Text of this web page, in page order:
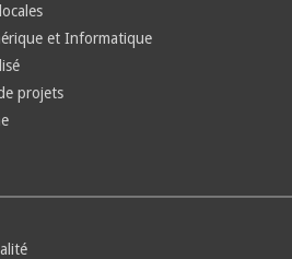
et Informatique
projets